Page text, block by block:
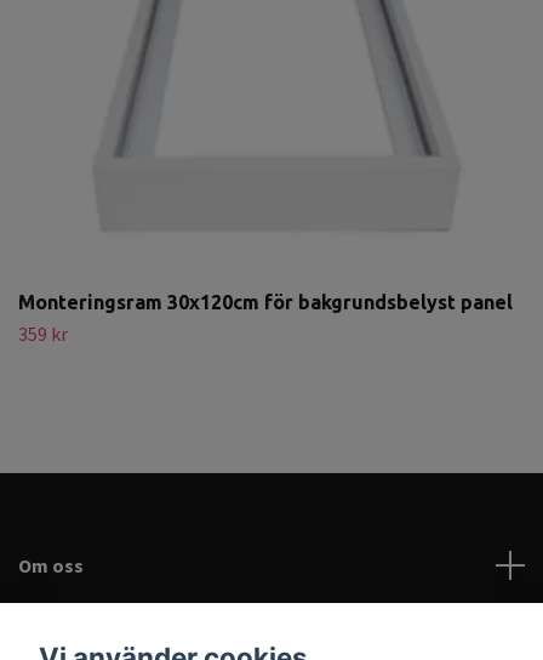
Monteringsram 30x120cm för bakgrundsbelyst panel
359 kr
Om oss